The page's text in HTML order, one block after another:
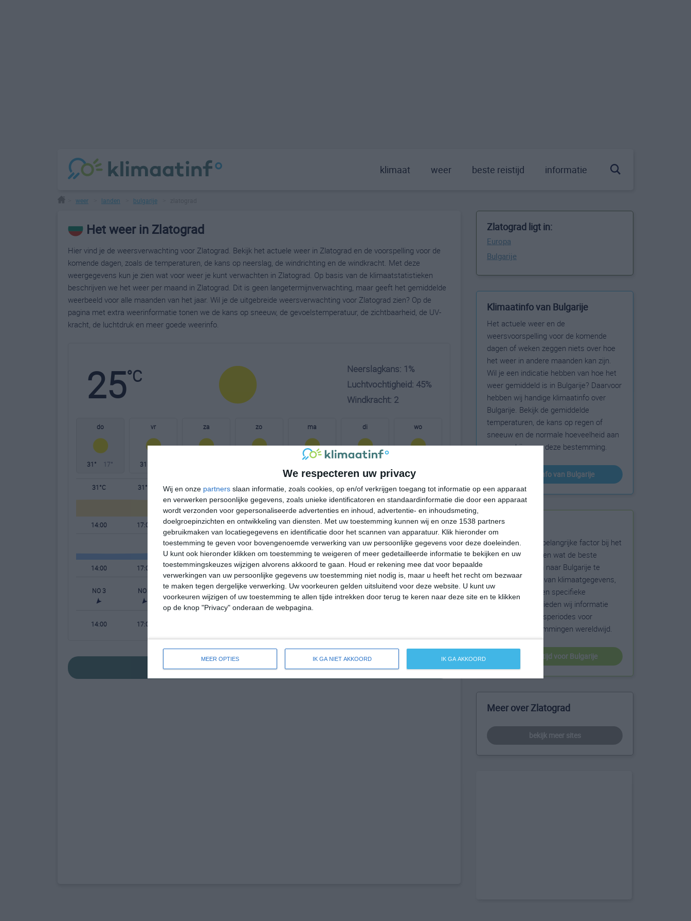
We respecteren uw privacy
Wij en onze partners slaan informatie, zoals cookies, op en/of verkrijgen toegang tot informatie op een apparaat
en verwerken persoonlijke gegevens, zoals unieke identificatoren en standaardinformatie die door een apparaat
wordt verzonden voor gepersonaliseerde advertenties en inhoud, advertentie- en inhoudsmeting,
doelgroepinzichten en ontwikkeling van diensten.
Met uw toestemming kunnen wij en onze 1538 partners
gebruikmaken van locatiegegevens en identificatie door het scannen van apparatuur. Klik hieronder om
toestemming te geven voor bovengenoemde verwerking van uw persoonlijke gegevens voor deze doeleinden.
U kunt ook hieronder klikken om toestemming te weigeren of meer gedetailleerde informatie te bekijken en uw
toestemmingskeuzes wijzigen alvorens akkoord te gaan.
Houd er rekening mee dat voor bepaalde
verwerkingen van uw persoonlijke gegevens uw toestemming niet nodig is, maar u heeft het recht om bezwaar
te maken tegen dergelijke verwerking. Uw voorkeuren gelden uitsluitend voor deze website. U kunt uw
voorkeuren wijzigen of uw toestemming te allen tijde intrekken door terug te keren naar deze site en te klikken
op de knop "Privacy" onderaan de webpagina.
MEER OPTIES IK GA NIET AKKOORD IK GA AKKOORD
klimaat weer beste reistijd informatie
weer landen bulgarije
Het weer in Zlatograd
Hier vind je de weersverwachting voor Zlatograd. Bekijk het actuele weer in Zlatograd en de voorspelling voor de
komende dagen, zoals de temperaturen, de kans op neerslag, de windrichting en de windkracht. Met deze
weergegevens kun je zien wat voor weer je kunt verwachten in Zlatograd. Op basis van de klimaatstatistieken
beschrijven we het weer per maand in Zlatograd. Dit is geen langetermijnverwachting, maar geeft het gemiddelde
weerbeeld voor alle maanden van het jaar. Wil je de uitgebreide weersverwachting voor Zlatograd zien? Op de
pagina met extra weerinformatie tonen we de kans op sneeuw, de gevoelstemperatuur, de zichtbaarheid, de UV-
kracht, de luchtdruk en meer goede weerinfo.
25°C
Neerslagkans: 1%
Luchtvochtigheid: 45%
Windkracht: 2
do
31° 17°
vr
31°
za zo ma di wo
31°C 31°C 28°C 22°C 19°C 16°C 19°C 27°C
14:00 17:00 20:00 23:00 02:00 05:00 08:00 11:00
14:00 17:00 20:00 23:00 02:00 05:00 08:00 11:00
NO 3 NO 3 N 1 NNW 1 NNW 1 NNW 1 NNW 1 NO 2
14:00 17:00
bekijk de uitgebreide weersverwachting voor Zlatograd
Zlatograd ligt in:
Europa
Bulgarije
Klimaatinfo van Bulgarije
Het actuele weer en de
weersvoorspelling voor de komende
dagen of weken zeggen niets over hoe
het weer in andere maanden kan zijn.
Wil je een indicatie hebben van hoe het
weer gemiddeld is in Bulgarije? Daarvoor
hebben wij handige klimaatinfo over
Bulgarije. Bekijk de gemiddelde
temperaturen, de kans op regen of
sneeuw en de normale hoeveelheid aan
zonneschijn voor deze bestemming.
klimaatinfo van Bulgarije
Beste reistijd
Het weer is een belangrijke factor bij het
reizen. Wil je weten wat de beste
maanden zijn om naar Bulgarije te
reizen? Op basis van klimaatgegevens,
weersextremen en specifieke
weerinformatie bieden wij informatie
over de beste reisperiodes voor
duizenden bestemmingen wereldwijd.
beste reistijd voor Bulgarije
Meer over Zlatograd
bekijk meer sites